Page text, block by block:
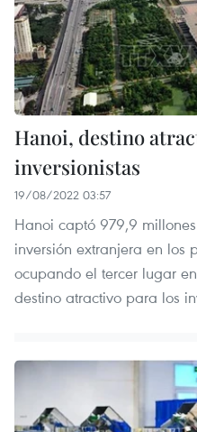
Hanoi, destino
inversionistas
19/08/2022 03:57
Hanoi captó 979,9
inversión extranjera en los
ocupando el tercer lugar
destino atractivo para los